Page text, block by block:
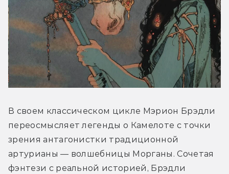
В своем классическом цикле Мэрион Брэдли
переосмысляет легенды о Камелоте с точки
зрения антагонистки традиционной
артурианы — волшебницы Морганы. Сочетая
фэнтези с реальной историей, Брэдли